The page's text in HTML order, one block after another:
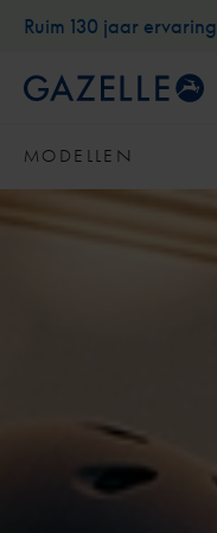
Ruim 130 jaar ervaring
MODELLEN